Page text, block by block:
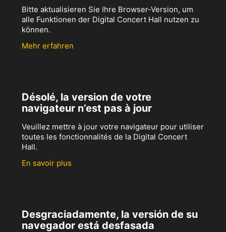
Bitte aktualisieren Sie Ihre Browser-Version, um
alle Funktionen der Digital Concert Hall nutzen zu
können.
Mehr erfahren
Désolé, la version de votre
navigateur n’est pas à jour
Veuillez mettre à jour votre navigateur pour utiliser
toutes les fonctionnalités de la Digital Concert
Hall.
En savoir plus
Desgraciadamente, la versión de su
navegador está desfasada